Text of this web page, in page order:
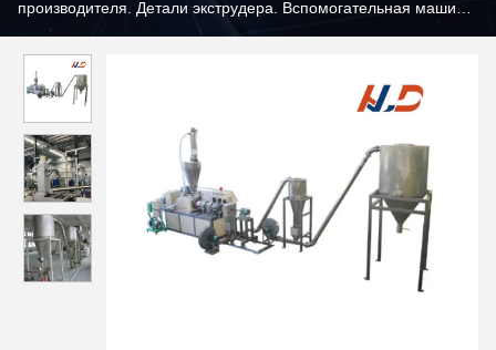
производителя. Детали экструдера. Вспомогательная машина.
резка. Система гранулирования.